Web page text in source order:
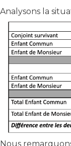
Analysons la
Nous